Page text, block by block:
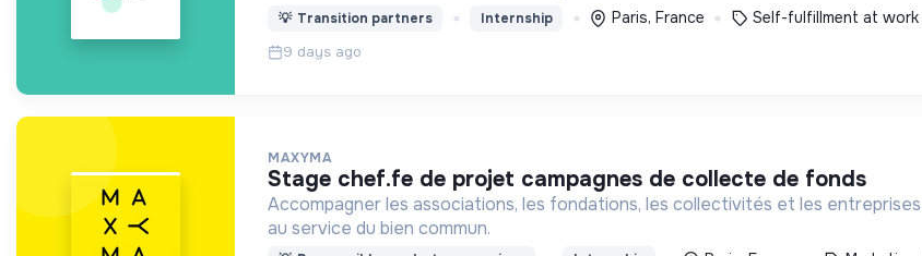
💡 Transition partners Internship Paris, France Self-fulfillment at work
9 days ago
MAXYMA
stage chef.fe de projet campagnes de collecte de fonds
Accompagner les associations, les fondations, les collectivités et les
au service du bien commun.